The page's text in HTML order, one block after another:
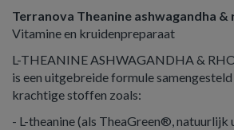
Terranova Theanine ashwagandha
Vitamine en kruidenpreparaat
L-THEANINE ASHWAGANDHA &
is een uitgebreide formule
krachtige stoffen zoals:
- L-theanine (als TheaGreen®, natuurlijk